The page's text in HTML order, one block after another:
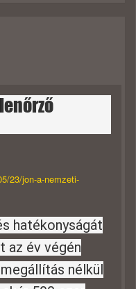
23/jon-a-nemzeti-
hatékonyságát
az év végén
nélkül